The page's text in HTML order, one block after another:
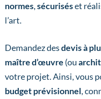
normes,sécuriséset
l’art.
Demandez desdevis à
maître d’œuvre (ou
votre projet. Ainsi, vous
budget prévisionnel,